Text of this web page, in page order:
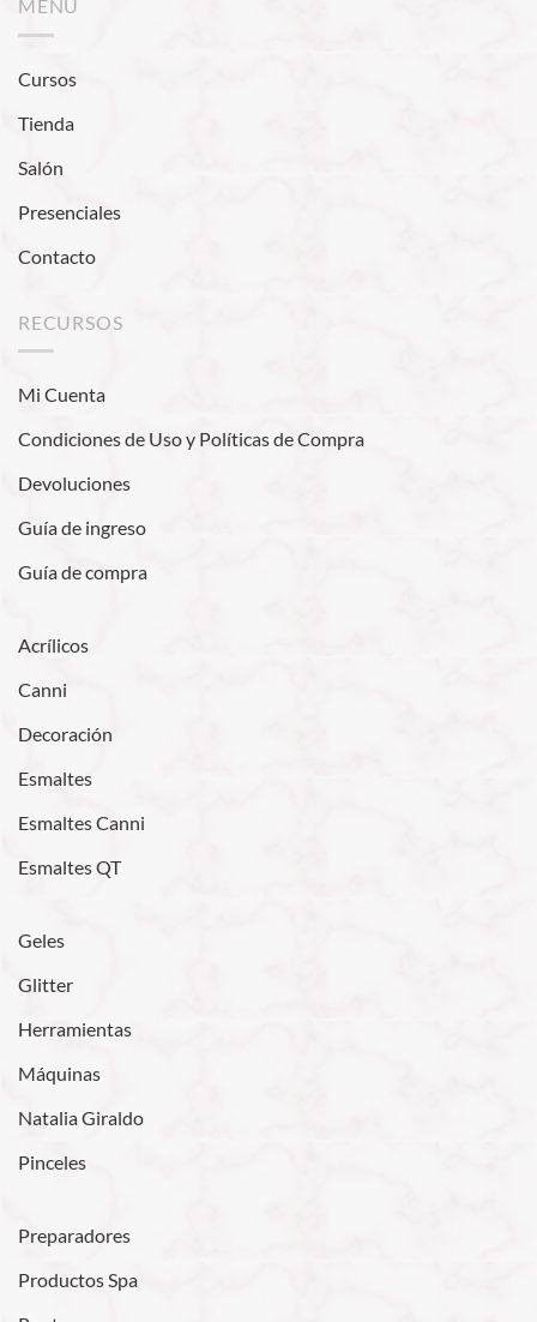
MENÚ
Cursos
Tienda
Salón
Presenciales
Contacto
RECURSOS
Mi Cuenta
Condiciones de Uso y Políticas de Compra
Devoluciones
Guía de ingreso
Guía de compra
Acrílicos
Canni
Decoración
Esmaltes
Esmaltes Canni
Esmaltes QT
Geles
Glitter
Herramientas
Máquinas
Natalia Giraldo
Pinceles
Preparadores
Productos Spa